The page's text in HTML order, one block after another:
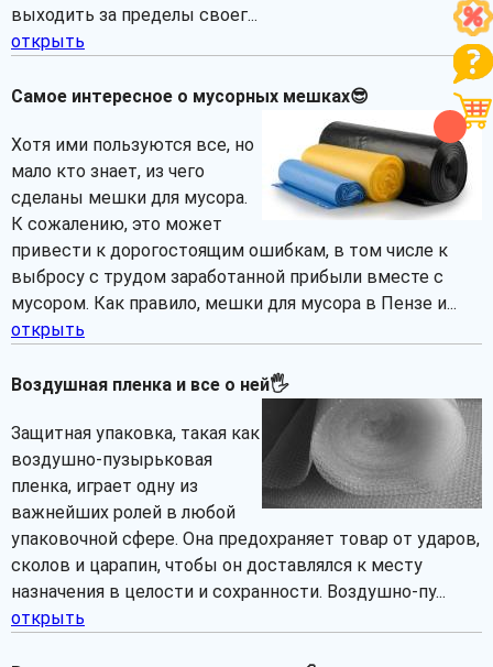
выходить за пределы своег...
открыть
Самое интересное о мусорных мешках😎
Хотя ими пользуются все, но
мало кто знает, из чего
сделаны мешки для мусора.
К сожалению, это может
привести к дорогостоящим ошибкам, в том числе к
выбросу с трудом заработанной прибыли вместе с
мусором. Как правило, мешки для мусора в Пензе и...
открыть
Воздушная пленка и все о ней🖐
Защитная упаковка, такая как
воздушно-пузырьковая
пленка, играет одну из
важнейших ролей в любой
упаковочной сфере. Она предохраняет товар от ударов,
сколов и царапин, чтобы он доставлялся к месту
назначения в целости и сохранности. Воздушно-пу...
открыть